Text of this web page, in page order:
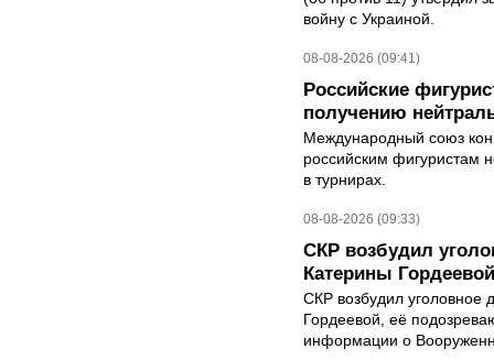
войну с Украиной.
08-08-2026 (09:41)
Российские
получению
Международный союз
российским фигуристам
в турнирах.
08-08-2026 (09:33)
СКР возбудил
Катерины Гордеевой
СКР возбудил уголовное
Гордеевой, её
информации о